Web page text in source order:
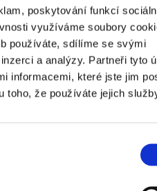
poskytování funkcí
využíváme soubory
používáte, sdílíme se svými
a analýzy. Partneři tyto
informacemi, které jste jim
toho, že používáte jejich
architektonické
doprovázela informační